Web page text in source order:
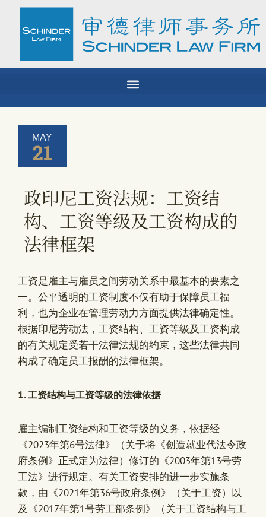
content
MAY
21
政印尼工资法规：工资结
构、工资等级及工资构成的
法律框架
工资是雇主与雇员之间劳动关系中最基本的要素之
一。公平透明的工资制度不仅有助于保障员工福
利，也为企业在管理劳动力方面提供法律确定性。
根据印尼劳动法，工资结构、工资等级及工资构成
的有关规定受若干法律法规的约束，这些法律共同
构成了确定员工报酬的法律框架。
1.工资结构与工资等级的法律依据
雇主编制工资结构和工资等级的义务，依据经
《2023年第6号法律》（关于将《创造就业代法令政
府条例》正式定为法律）修订的《2003年第13号劳
工法》进行规定。有关工资安排的进一步实施条
款，由《2021年第36号政府条例》（关于工资）以
及《2017年第1号劳工部条例》（关于工资结构与工